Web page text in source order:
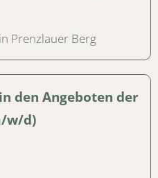
Prenzlauer Berg
den Angeboten der
w/d)